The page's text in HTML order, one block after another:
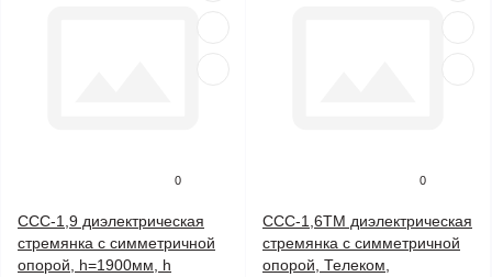
0
ССС-1,9 диэлектрическая
стремянка с симметричной
опорой, h=1900мм, h
0
ССС-1,6ТМ диэлектрическая
стремянка с симметричной
опорой, Телеком,